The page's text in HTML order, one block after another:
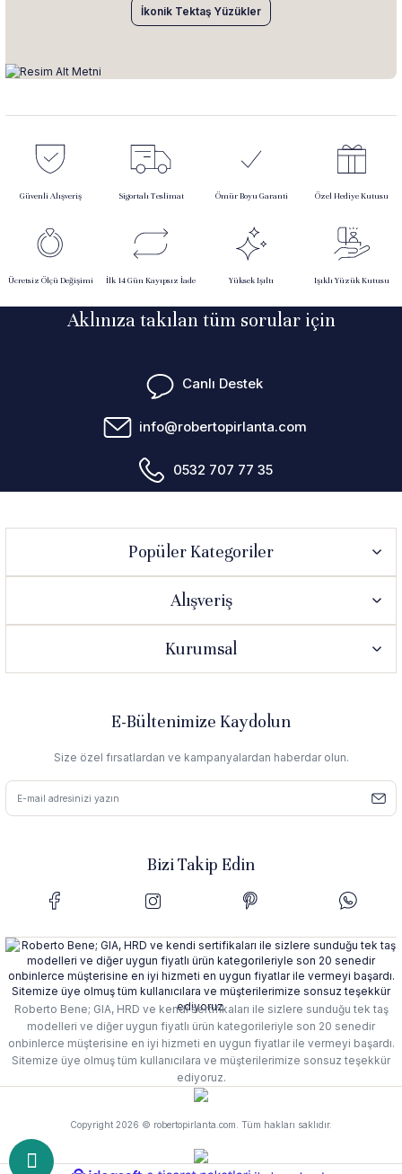
İkonik Tektaş Yüzükler
Güvenli Alışveriş Sigortalı Teslimat Ömür Boyu Garanti Özel Hediye Kutusu
Ücretsiz Ölçü Değişimi İlk 14 Gün Kayıpsız İade Yüksek Işıltı Işıklı Yüzük Kutusu
Aklınıza takılan tüm sorular için
Canlı Destek
info@robertopirlanta.com
0532 707 77 35
Popüler Kategoriler
Alışveriş
Kurumsal
E-Bültenimize Kaydolun
Size özel fırsatlardan ve kampanyalardan haberdar olun.
Bizi Takip Edin
Roberto Bene; GIA, HRD ve kendi sertifikaları ile sizlere sunduğu tek taş
modelleri ve diğer uygun fiyatlı ürün kategorileriyle son 20 senedir
onbinlerce müşterisine en iyi hizmeti en uygun fiyatlar ile vermeyi başardı.
Sitemize üye olmuş tüm kullanıcılara ve müşterilerimize sonsuz teşekkür
ediyoruz.
Copyright 2026 © robertopirlanta.com. Tüm hakları saklıdır.